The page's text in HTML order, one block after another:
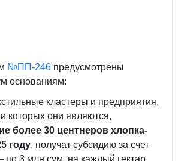
№ПП-246 предусмотрены
основаниям:
кластеры и предприятия,
которых они являются,
более 30 центнеров хлопка-
году, получат субсидию за счет